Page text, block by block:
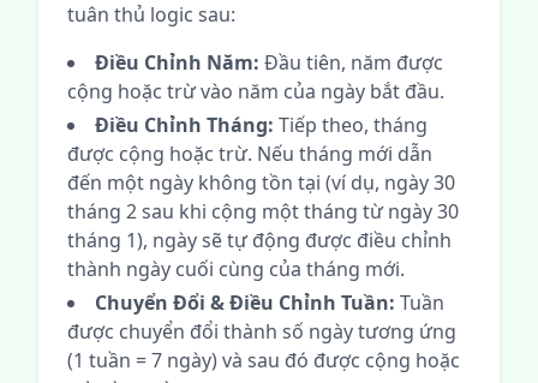
tuân thủ logic sau:
Điều Chỉnh Năm: Đầu tiên, năm được
cộng hoặc trừ vào năm của ngày bắt đầu.
Điều Chỉnh Tháng: Tiếp theo, tháng
được cộng hoặc trừ. Nếu tháng mới dẫn
đến một ngày không tồn tại (ví dụ, ngày 30
tháng 2 sau khi cộng một tháng từ ngày 30
tháng 1), ngày sẽ tự động được điều chỉnh
thành ngày cuối cùng của tháng mới.
Chuyển Đổi & Điều Chỉnh Tuần: Tuần
được chuyển đổi thành số ngày tương ứng
(1 tuần = 7 ngày) và sau đó được cộng hoặc